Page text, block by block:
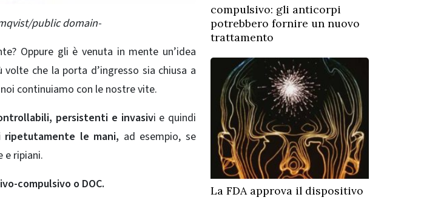
public domain-
Oppure gli è venuta in mente un’idea
che la porta d’ingresso sia chiusa a
continuiamo con le nostre vite.
persistenti e invasivi e quindi
ripetutamente le mani, ad esempio, se
ripiani.
compulsivo o DOC.
compulsivo: gli anticorpi
potrebbero fornire un nuovo
trattamento
La FDA approva il dispositivo